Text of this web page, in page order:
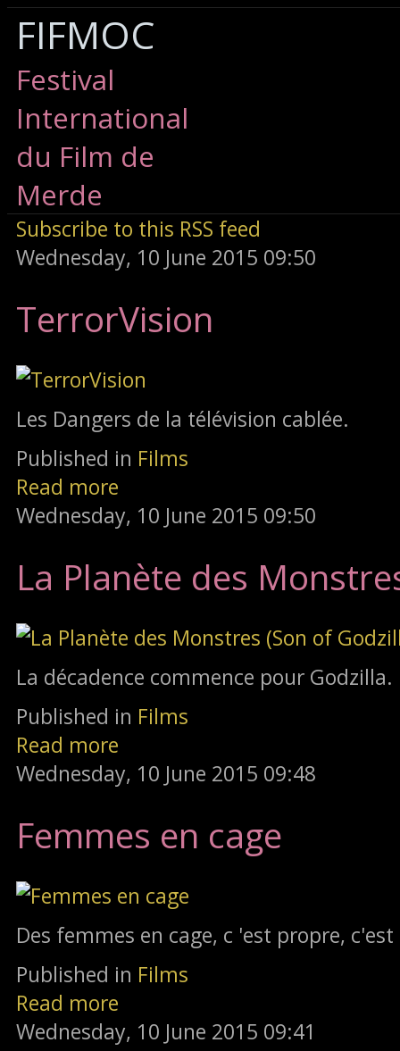
FIFMOC
Festival
International
du Film de
Merde
Subscribe to this RSS feed
Wednesday, 10 June 2015 09:50
TerrorVision
Les Dangers de la télévision cablée.
Published in Films
Read more
Wednesday, 10 June 2015 09:50
La Planète des
La décadence commence pour Godzilla.
Published in Films
Read more
Wednesday, 10 June 2015 09:48
Femmes en cage
Des femmes en cage, c 'est propre,
Published in Films
Read more
Wednesday, 10 June 2015 09:41